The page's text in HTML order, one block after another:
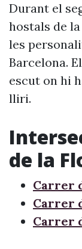
Durant el
hostals de
les
Barcelona.
escut on hi
lliri.
de la
Carrer
Carrer
Carrer